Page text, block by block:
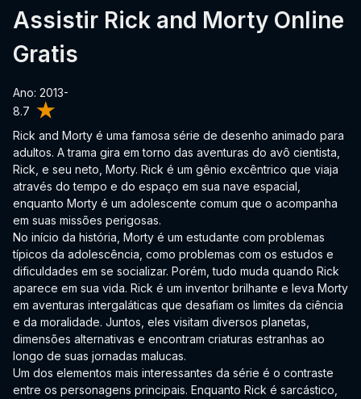
8.7
Assistir Rick and Morty Online
Gratis
Ano: 2013-
Rick and Morty é uma famosa série de desenho animado para
adultos. A trama gira em torno das aventuras do avô cientista,
Rick, e seu neto, Morty. Rick é um gênio excêntrico que viaja
através do tempo e do espaço em sua nave espacial,
enquanto Morty é um adolescente comum que o acompanha
em suas missões perigosas.
No início da história, Morty é um estudante com problemas
típicos da adolescência, como problemas com os estudos e
dificuldades em se socializar. Porém, tudo muda quando Rick
aparece em sua vida. Rick é um inventor brilhante e leva Morty
em aventuras intergaláticas que desafiam os limites da ciência
e da moralidade. Juntos, eles visitam diversos planetas,
dimensões alternativas e encontram criaturas estranhas ao
longo de suas jornadas malucas.
Um dos elementos mais interessantes da série é o contraste
entre os personagens principais. Enquanto Rick é sarcástico,